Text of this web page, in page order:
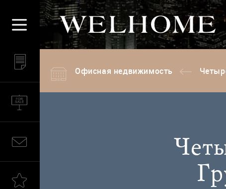
Офисная недвижимость